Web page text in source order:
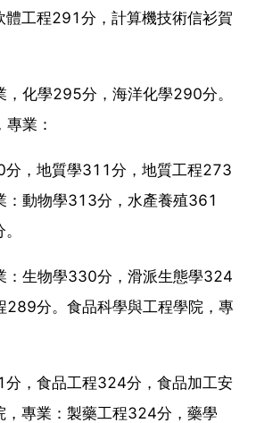
工程291分，計算機技術信衫賀
，化學295分，海洋化學290分。
業：
分，地質學311分，地質工程273
：動物學313分，水產養殖361
：生物學330分，滑派生態學324
289分。食品科學與工程學院，專
，食品工程324分，食品加工安
專業：製藥工程324分，藥學